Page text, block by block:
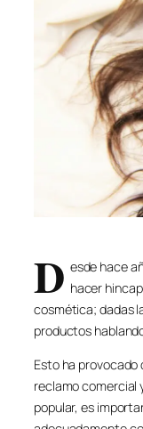
D esde hace
hacer
cosmética; dadas
productos
Esto ha
reclamo comercial
popular, es